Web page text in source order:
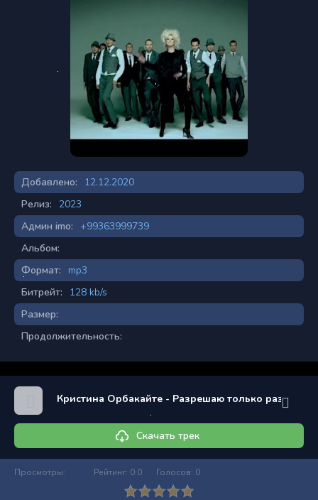
Добавлено:
12.12.2020
Релиз:
2023
Админ imo:
+99363999739
Альбом:
Формат:
mp3
Битрейт:
128 kb/s
Размер:
Продолжительность:
Кристина Орбакайте - Разрешаю только раз
Скачать трек
Просмотры: Рейтинг: 0.0 Голосов: 0